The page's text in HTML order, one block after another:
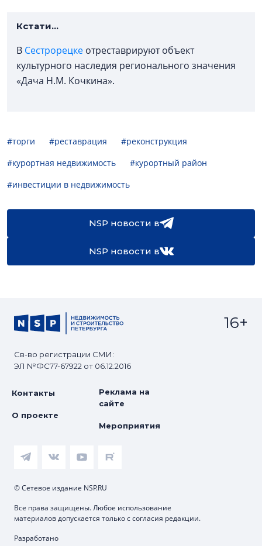
Кстати...
В Сестрорецке отреставрируют объект
культурного наследия регионального значения
«Дача Н.М. Кочкина».
#торги #реставрация
#реконструкция
#курортная недвижимость
#курортный район
#инвестиции в недвижимость
NSP новости в
NSP новости в
Св-во регистрации СМИ:
ЭЛ №ФС77-67922 от 06.12.2016
16+
Контакты
О проекте
Реклама на
сайте
Мероприятия
© Сетевое издание NSP.RU
Все права защищены. Любое использование
материалов допускается только с согласия редакции.
Разработано